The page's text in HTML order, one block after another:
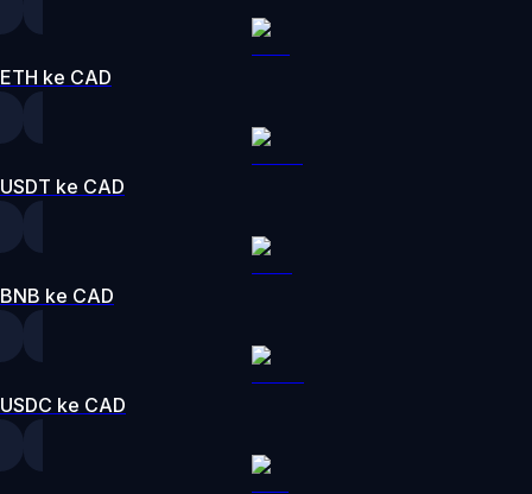
ETH ke CAD
USDT ke CAD
BNB ke CAD
USDC ke CAD